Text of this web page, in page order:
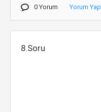
0 Yorum Yorum Yap
8.Soru